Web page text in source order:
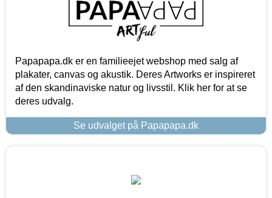
Papapapa.dk er en familieejet webshop med salg af
plakater, canvas og akustik. Deres Artworks er inspireret
af den skandinaviske natur og livsstil. Klik her for at se
deres udvalg.
Se udvalget på Papapapa.dk